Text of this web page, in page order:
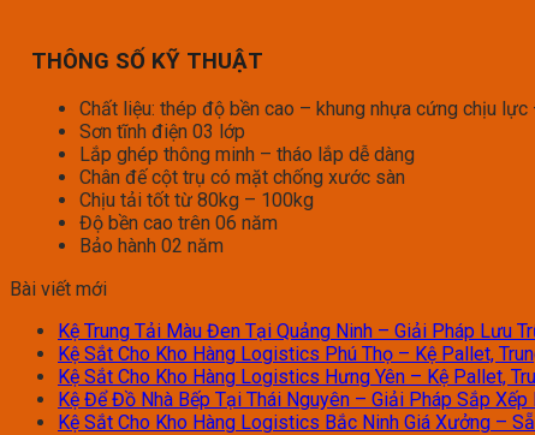
THÔNG SỐ KỸ THUẬT
Chất liệu: thép độ bền cao – khung nhựa cứng chịu
Sơn tĩnh điện 03 lớp
Lắp ghép thông minh – tháo lắp dễ dàng
Chân đế cột trụ có mặt chống xước sàn
Chịu tải tốt từ 80kg – 100kg
Độ bền cao trên 06 năm
Bảo hành 02 năm
Bài viết mới
Kệ Trung Tải Màu Đen Tại Quảng Ninh – Giải Pháp Lưu
Kệ Sắt Cho Kho Hàng Logistics Phú Thọ – Kệ Pallet,
Kệ Sắt Cho Kho Hàng Logistics Hưng Yên – Kệ Pallet,
Kệ Để Đồ Nhà Bếp Tại Thái Nguyên – Giải Pháp Sắp Xếp
Kệ Sắt Cho Kho Hàng Logistics Bắc Ninh Giá Xưởng –